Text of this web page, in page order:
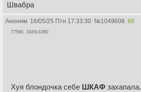
Швабра
Аноним 16/05/25 Птн 17:33:30 №1049608 66
775Кб, 1920x1080
Хуя блондочка себе ШКАФ захапала.